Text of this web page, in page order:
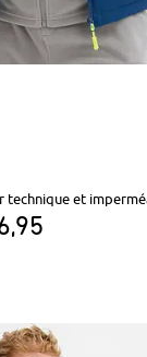
technique et